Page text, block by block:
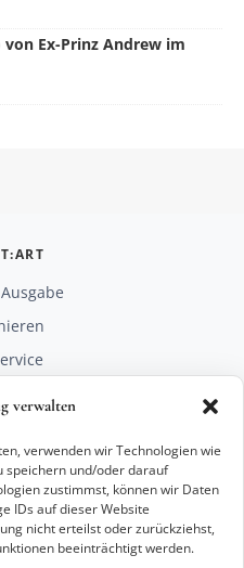
verwalten
verwenden wir Technologien wie
speichern und/oder darauf
zustimmst, können wir Daten
IDs auf dieser Website
nicht erteilst oder zurückziehst,
beeinträchtigt werden.
Ex-Prinz Andrew im